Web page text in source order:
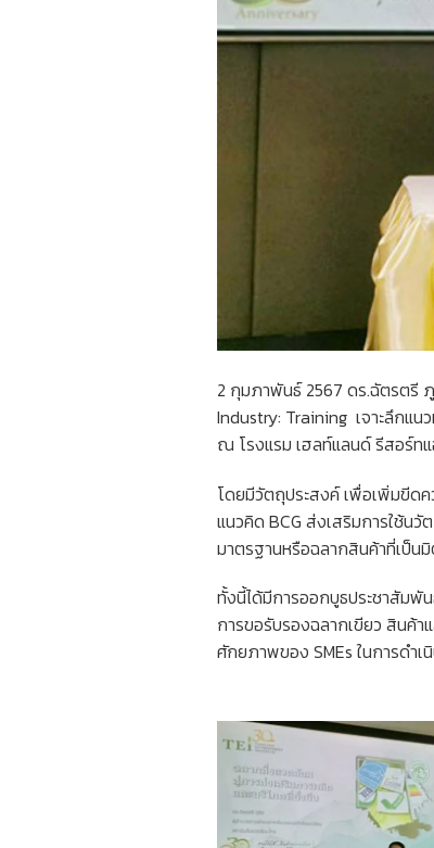
2 กุมภาพันธ์ 2567 ดร.ฉัตรตรี
Industry: Training เจาะลึกแน
ณ โรงแรม เฮลท์แลนด์ รีสอร์ท
โดยมีวัตถุประสงค์ เพื่อเพิ่มขีด
แนวคิด BCG ส่งเสริมการใช้น
มาตรฐานหรือฉลากสินค้าที่เป็น
ทั้งนี้ได้มีการออกบูธประชาสัมพั
การขอรับรองฉลากเขียว สินค้า
ศักยภาพของ SMEs ในการดำเ